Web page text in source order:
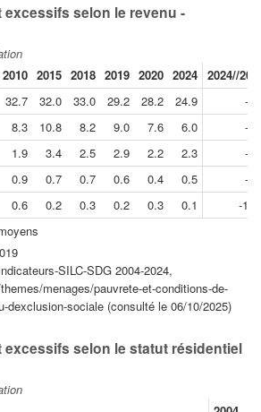
selon le revenu -
2010 2015 2018 2019 2020 2024 2024//
32.7 32.0 33.0 29.2 28.2 24.9
-
8.3 10.8 8.2 9.0 7.6 6.0
-
1.9 3.4 2.5 2.9 2.2 2.3
-
0.9 0.7 0.7 0.6 0.4 0.5
-
0.6 0.2 0.3 0.2 0.3 0.1
-
SILC-SDG 2004-2024,
menages/pauvrete-et-conditions-de-
dexclusion-sociale (consulté le 06/10/2025)
excessifs selon le statut résidentiel